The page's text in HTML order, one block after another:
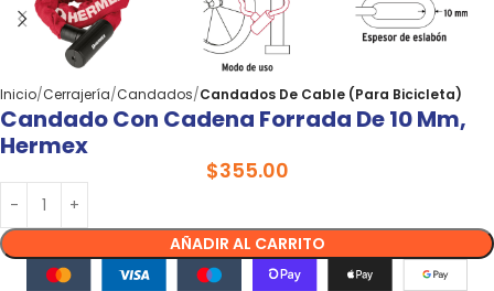
Inicio Cerrajería Candados Candados De Cable (Para Bicicleta)
Candado Con Cadena Forrada De 10 Mm,
Hermex
$355.00
AÑADIR AL CARRITO